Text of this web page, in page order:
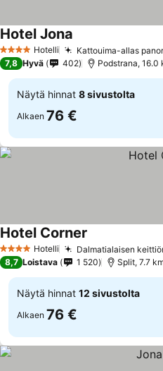
4 Tähtiluokitus
Hotelli Kattouima-allas
Hotel Jona
7,8 Hyvä 402 Podstrana, 16.0
Näytä hinnat 8 sivustolta
Alkaen 76 €
4 Tähtiluokitus
Hotelli Dalmatialaisen
Hotel Corner
8,7 Loistava 1 520 Split, 7.7
Näytä hinnat 12 sivustolta
Alkaen 76 €